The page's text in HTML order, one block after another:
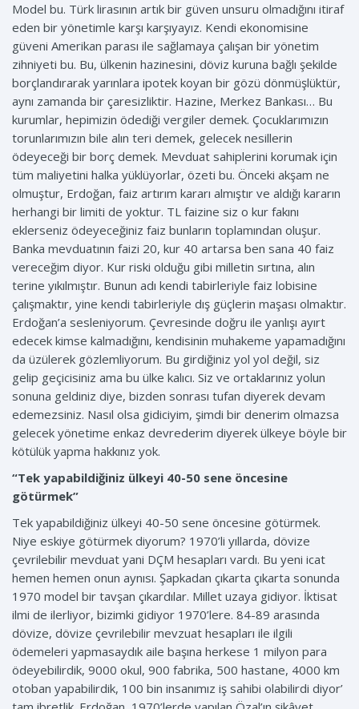
Model bu. Türk lirasının artık bir güven unsuru olmadığını itiraf
eden bir yönetimle karşı karşıyayız. Kendi ekonomisine
güveni Amerikan parası ile sağlamaya çalışan bir yönetim
zihniyeti bu. Bu, ülkenin hazinesini, döviz kuruna bağlı şekilde
borçlandırarak yarınlara ipotek koyan bir gözü dönmüşlüktür,
aynı zamanda bir çaresizliktir. Hazine, Merkez Bankası… Bu
kurumlar, hepimizin ödediği vergiler demek. Çocuklarımızın
torunlarımızın bile alın teri demek, gelecek nesillerin
ödeyeceği bir borç demek. Mevduat sahiplerini korumak için
tüm maliyetini halka yüklüyorlar, özeti bu. Önceki akşam ne
olmuştur, Erdoğan, faiz artırım kararı almıştır ve aldığı kararın
herhangi bir limiti de yoktur. TL faizine siz o kur fakını
eklerseniz ödeyeceğiniz faiz bunların toplamından oluşur.
Banka mevduatının faizi 20, kur 40 artarsa ben sana 40 faiz
vereceğim diyor. Kur riski olduğu gibi milletin sırtına, alın
terine yıkılmıştır. Bunun adı kendi tabirleriyle faiz lobisine
çalışmaktır, yine kendi tabirleriyle dış güçlerin maşası olmaktır.
Erdoğan’a sesleniyorum. Çevresinde doğru ile yanlışı ayırt
edecek kimse kalmadığını, kendisinin muhakeme yapamadığını
da üzülerek gözlemliyorum. Bu girdiğiniz yol yol değil, siz
gelip geçicisiniz ama bu ülke kalıcı. Siz ve ortaklarınız yolun
sonuna geldiniz diye, bizden sonrası tufan diyerek devam
edemezsiniz. Nasıl olsa gidiciyim, şimdi bir denerim olmazsa
gelecek yönetime enkaz devrederim diyerek ülkeye böyle bir
kötülük yapma hakkınız yok.
“Tek yapabildiğiniz ülkeyi 40-50 sene öncesine
götürmek”
Tek yapabildiğiniz ülkeyi 40-50 sene öncesine götürmek.
Niye eskiye götürmek diyorum? 1970’li yıllarda, dövize
çevrilebilir mevduat yani DÇM hesapları vardı. Bu yeni icat
hemen hemen onun aynısı. Şapkadan çıkarta çıkarta sonunda
1970 model bir tavşan çıkardılar. Millet uzaya gidiyor. İktisat
ilmi de ilerliyor, bizimki gidiyor 1970’lere. 84-89 arasında
dövize, dövize çevrilebilir mevzuat hesapları ile ilgili
ödemeleri yapmasaydık aile başına herkese 1 milyon para
ödeyebilirdik, 9000 okul, 900 fabrika, 500 hastane, 4000 km
otoban yapabilirdik, 100 bin insanımız iş sahibi olabilirdi diyor’